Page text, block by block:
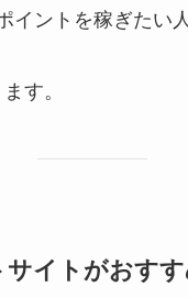
イントを稼ぎたい人
す。
イトがおすす